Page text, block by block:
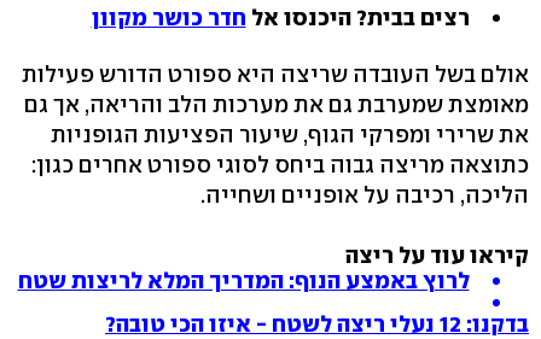
רצים בבית? היכנסו אל חדר כושר מקוון
אולם בשל העובדה שריצה היא ספורט הדורש פעילות
מאומצת שמערבת גם את מערכות הלב והריאה, אך גם
את שרירי ומפרקי הגוף, שיעור הפציעות הגופניות
כתוצאה מריצה גבוה ביחס לסוגי ספורט אחרים כגון:
הליכה, רכיבה על אופניים ושחייה.
קיראו עוד על ריצה
לרוץ באמצע הנוף: המדריך המלא לריצות שטח
בדקנו: 12 נעלי ריצה לשטח - איזו הכי טובה?